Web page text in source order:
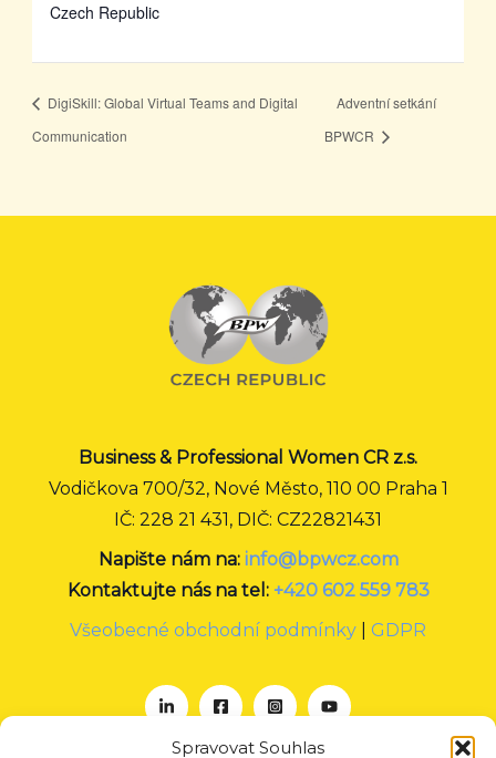
Spravovat Souhlas
Czech Republic
DigiSkill: Global Virtual Teams and Digital
Communication
Adventní setkání
BPWCR
Business & Professional Women CR z.s.
Vodičkova 700/32, Nové Město, 110 00 Praha 1
IČ: 228 21 431, DIČ: CZ22821431
Napište nám na: info@bpwcz.com
Kontaktujte nás na tel: +420 602 559 783
Všeobecné obchodní podmínky
GDPR